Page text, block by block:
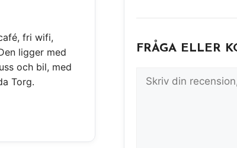
fri wifi,
ligger med
och bil, med
Torg.
FRÅGA ELLER